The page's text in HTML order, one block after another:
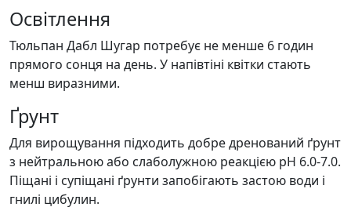
Освітлення
Тюльпан Дабл Шугар потребує не менше 6 годин
прямого сонця на день. У напівтіні квітки стають
менш виразними.
Ґрунт
Для вирощування підходить добре дренований ґрунт
з нейтральною або слаболужною реакцією pH 6.0-7.0.
Піщані і супіщані ґрунти запобігають застою води і
гнилі цибулин.